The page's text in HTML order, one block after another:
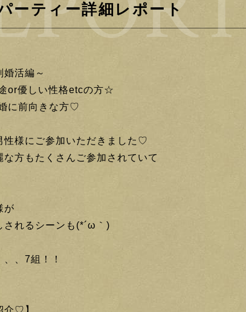
ーティー詳細レポート
婚活編～
優しい性格etcの方☆
に前向きな方♡
性様にご参加いただきました♡
方もたくさんご参加されていて
が
されるシーンも(*´ω｀)
、7組！！
介♡】